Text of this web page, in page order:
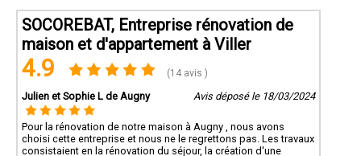
SOCOREBAT, Entreprise rénovation de
maison et d'appartement à Viller
4.9 (14 avis )
Julien et Sophie L de Augny Avis déposé le 18/03/2024
Pour la rénovation de notre maison à Augny , nous avons
choisi cette entreprise et nous ne le regrettons pas. Les travaux
consistaient en la rénovation du séjour, la création d'une